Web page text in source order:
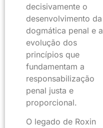
decisivamente o
desenvolvimento da
dogmática penal e a
evolução dos
princípios que
fundamentam a
responsabilização
penal justa e
proporcional.
O legado de Roxin